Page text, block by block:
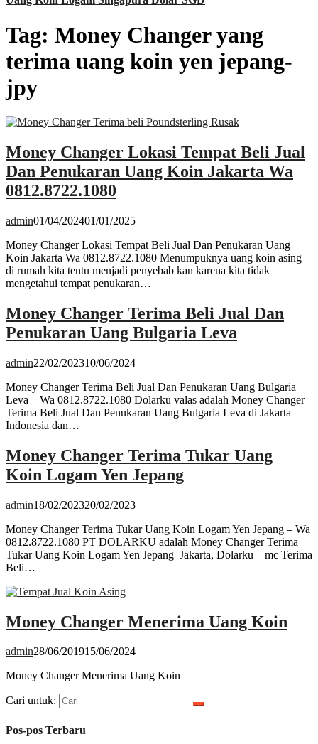
Tag: Money Changer yang
terima uang koin yen jepang-
jpy
Money Changer Lokasi Tempat Beli Jual
Dan Penukaran Uang Koin Jakarta Wa
0812.8722.1080
admin01/04/202401/01/2025
Money Changer Lokasi Tempat Beli Jual Dan Penukaran Uang
Koin Jakarta Wa 0812.8722.1080 Menumpuknya uang koin asing
di rumah kita tentu menjadi penyebab kan karena kita tidak
mengetahui tempat penukaran…
Money Changer Terima Beli Jual Dan
Penukaran Uang Bulgaria Leva
admin22/02/202310/06/2024
Money Changer Terima Beli Jual Dan Penukaran Uang Bulgaria
Leva – Wa 0812.8722.1080 Dolarku valas adalah Money Changer
Terima Beli Jual Dan Penukaran Uang Bulgaria Leva di Jakarta
Indonesia dan…
Money Changer Terima Tukar Uang
Koin Logam Yen Jepang
admin18/02/202320/02/2023
Money Changer Terima Tukar Uang Koin Logam Yen Jepang – Wa
0812.8722.1080 PT DOLARKU adalah Money Changer Terima
Tukar Uang Koin Logam Yen Jepang Jakarta, Dolarku – mc Terima
Beli…
Money Changer Menerima Uang Koin
admin28/06/201915/06/2024
Money Changer Menerima Uang Koin
Cari untuk:
Pos-pos Terbaru